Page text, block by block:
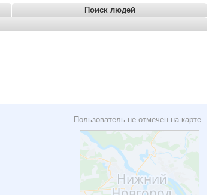
Поиск людей
Пользователь не отмечен на карте